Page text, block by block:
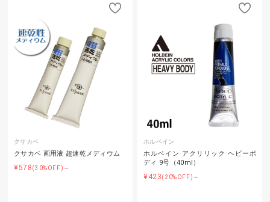
クサカベ
クサカベ 画用液 超速乾メディウム
¥578(30%OFF)～
ホルベイン
ホルベイン アクリリック ヘビーボ
ディ 9号（40ml）
¥423(20%OFF)～